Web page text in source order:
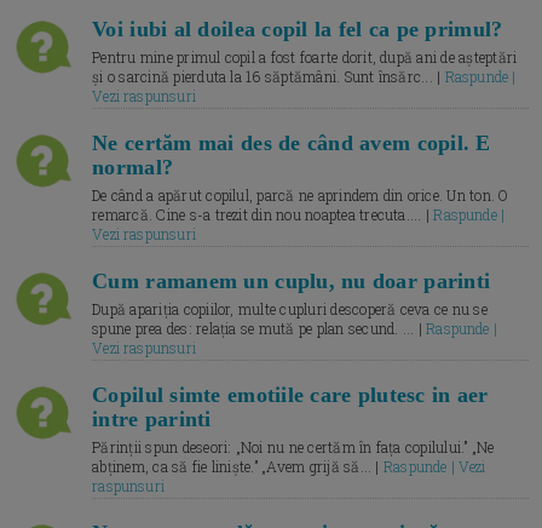
Voi iubi al doilea copil la fel ca pe primul?
Pentru mine primul copil a fost foarte dorit, după ani de așteptări
și o sarcină pierduta la 16 săptămâni. Sunt însărc... | Raspunde |
Vezi raspunsuri
Ne certăm mai des de când avem copil. E
normal?
De când a apărut copilul, parcă ne aprindem din orice. Un ton. O
remarcă. Cine s-a trezit din nou noaptea trecuta.... |Raspunde |
Vezi raspunsuri
Cum ramanem un cuplu, nu doar parinti
După apariția copiilor, multe cupluri descoperă ceva ce nu se
spune prea des: relația se mută pe plan secund. ... |Raspunde |
Vezi raspunsuri
Copilul simte emotiile care plutesc in aer
intre parinti
Părinții spun deseori: „Noi nu ne certăm în fața copilului.” „Ne
abținem, ca să fie liniște.” „Avem grijă să... | Raspunde | Vezi
raspunsuri